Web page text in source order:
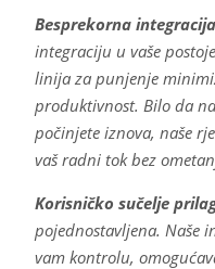
Besprekorna
integraciju u vaše
linija za punjenje
produktivnost. Bilo da
počinjete iznova, naše
vaš radni tok bez
Korisničko sučelje
pojednostavljena. Naše
vam kontrolu,